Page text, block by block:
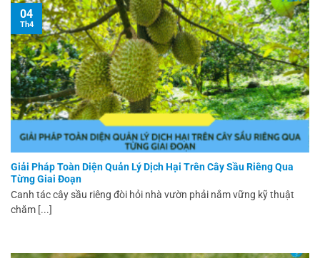
Giải Pháp Toàn Diện Quản Lý Dịch Hại Trên Cây Sầu Riêng Qua
Từng Giai Đoạn
Canh tác cây sầu riêng đòi hỏi nhà vườn phải nắm vững kỹ thuật
chăm [...]
04
Th4